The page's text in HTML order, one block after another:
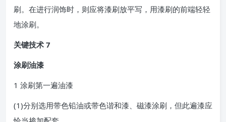
刷。在进行润饰时，则应将漆刷放平写，用漆刷的前端轻轻
地涂刷。
关键技术 7
涂刷油漆
1 涂刷第一遍油漆
(1)分别选用带色铅油或带色谐和漆、磁漆涂刷，但此遍漆应